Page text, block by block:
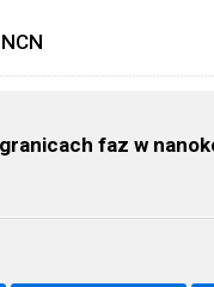
granicach faz w